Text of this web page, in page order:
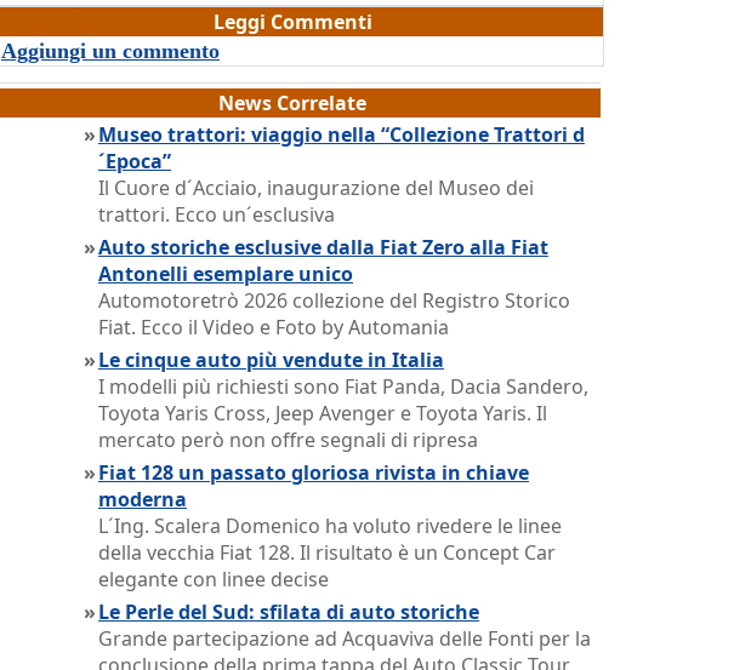
Leggi Commenti
Aggiungi un commento
News Correlate
»Museo trattori: viaggio nella “Collezione Trattori d
´Epoca”
Il Cuore d´Acciaio, inaugurazione del Museo dei
trattori. Ecco un´esclusiva
»Auto storiche esclusive dalla Fiat Zero alla Fiat
Antonelli esemplare unico
Automotoretrò 2026 collezione del Registro Storico
Fiat. Ecco il Video e Foto by Automania
»Le cinque auto più vendute in Italia
I modelli più richiesti sono Fiat Panda, Dacia Sandero,
Toyota Yaris Cross, Jeep Avenger e Toyota Yaris. Il
mercato però non offre segnali di ripresa
»Fiat 128 un passato gloriosa rivista in chiave
moderna
L´Ing. Scalera Domenico ha voluto rivedere le linee
della vecchia Fiat 128. Il risultato è un Concept Car
elegante con linee decise
»Le Perle del Sud: sfilata di auto storiche
Grande partecipazione ad Acquaviva delle Fonti per la